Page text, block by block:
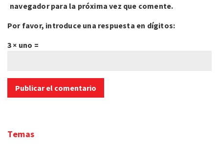
navegador para la próxima vez que comente.
Por favor, introduce una respuesta en dígitos:
3 × uno =
Temas